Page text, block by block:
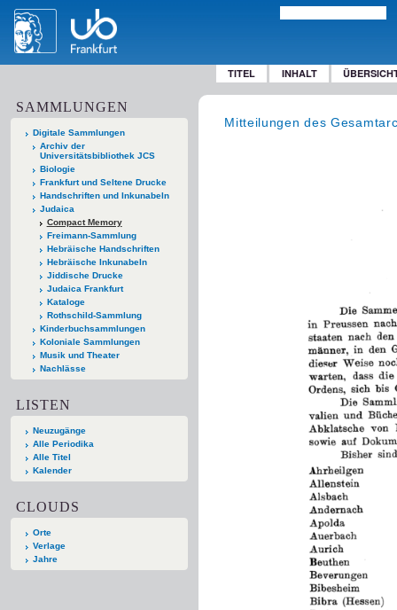
TITEL INHALT
SAMMLUNGEN
Digitale Sammlungen
Archiv der
Universitätsbibliothek JCS
Biologie
Frankfurt und Seltene Drucke
Handschriften und Inkunabeln
Judaica
Compact Memory
Freimann-Sammlung
Hebräische Handschriften
Hebräische Inkunabeln
Jiddische Drucke
Judaica Frankfurt
Kataloge
Rothschild-Sammlung
Kinderbuchsammlungen
Koloniale Sammlungen
Musik und Theater
Nachlässe
LISTEN
Neuzugänge
Alle Periodika
Alle Titel
Kalender
CLOUDS
Orte
Verlage
Jahre
Mitteilungen des